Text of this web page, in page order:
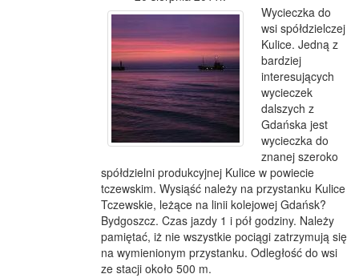
Wycieczka do
wsi spółdzielczej
Kulice. Jedną z
bardziej
interesujących
wycieczek
dalszych z
Gdańska jest
wycieczka do
znanej szeroko
spółdzielni produkcyjnej Kulice w powiecie
tczewskim. Wysiąść należy na przystanku Kulice
Tczewskie, leżące na linii kolejowej Gdańsk?
Bydgoszcz. Czas jazdy 1 i pół godziny. Należy
pamiętać, iż nie wszystkie pociągi zatrzymują się
na wymienionym przystanku. Odległość do wsi
ze stacji około 500 m.